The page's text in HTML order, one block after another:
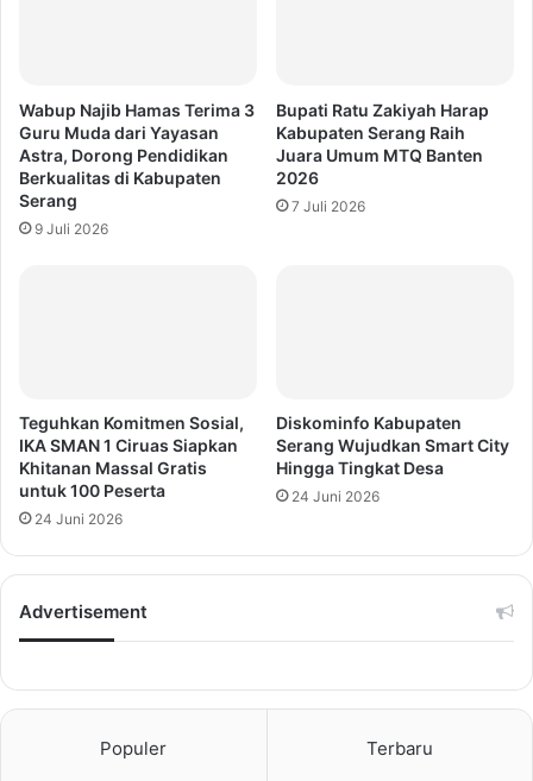
Wabup Najib Hamas Terima 3
Guru Muda dari Yayasan
Astra, Dorong Pendidikan
Berkualitas di Kabupaten
Serang
9 Juli 2026
Bupati Ratu Zakiyah Harap
Kabupaten Serang Raih
Juara Umum MTQ Banten
2026
7 Juli 2026
Teguhkan Komitmen Sosial,
IKA SMAN 1 Ciruas Siapkan
Khitanan Massal Gratis
untuk 100 Peserta
24 Juni 2026
Diskominfo Kabupaten
Serang Wujudkan Smart City
Hingga Tingkat Desa
24 Juni 2026
Advertisement
Populer Terbaru